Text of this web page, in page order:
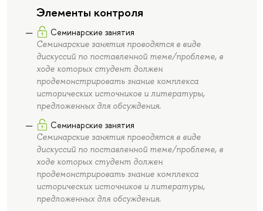
Элементы контроля
Семинарские занятия
Семинарские занятия проводятся в виде
дискуссий по поставленной теме/проблеме, в
ходе которых студент должен
продемонстрировать знание комплекса
исторических источников и литературы,
предложенных для обсуждения.
Семинарские занятия
Семинарские занятия проводятся в виде
дискуссий по поставленной теме/проблеме, в
ходе которых студент должен
продемонстрировать знание комплекса
исторических источников и литературы,
предложенных для обсуждения.